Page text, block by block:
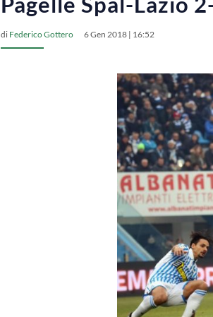
di Federico Gottero 6 Gen 2018 | 16:52